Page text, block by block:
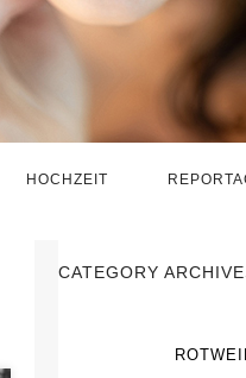
HOCHZEIT
CATEGORY